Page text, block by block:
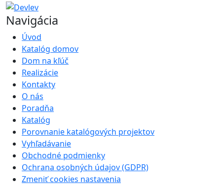
Navigácia
Úvod
Katalóg domov
Dom na kľúč
Realizácie
Kontakty
O nás
Poradňa
Katalóg
Porovnanie katalógových projektov
Vyhľadávanie
Obchodné podmienky
Ochrana osobných údajov (GDPR)
Zmeniť cookies nastavenia